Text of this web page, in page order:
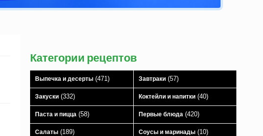
Категории рецептов
Выпечка и десерты (471) Завтраки(57)
Закуски (332) Коктейли и напитки(40)
Паста и пицца (58) Первые блюда (420)
Салаты (189) Соусы и маринады(10)